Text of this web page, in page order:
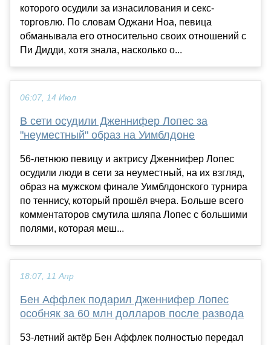
которого осудили за изнасилования и секс-
торговлю. По словам Оджани Ноа, певица
обманывала его относительно своих отношений с
Пи Дидди, хотя знала, насколько о...
06:07, 14 Июл
В сети осудили Дженнифер Лопес за
"неуместный" образ на Уимблдоне
56-летнюю певицу и актрису Дженнифер Лопес
осудили люди в сети за неуместный, на их взгляд,
образ на мужском финале Уимблдонского турнира
по теннису, который прошёл вчера. Больше всего
комментаторов смутила шляпа Лопес с большими
полями, которая меш...
18:07, 11 Апр
Бен Аффлек подарил Дженнифер Лопес
особняк за 60 млн долларов после развода
53-летний актёр Бен Аффлек полностью передал